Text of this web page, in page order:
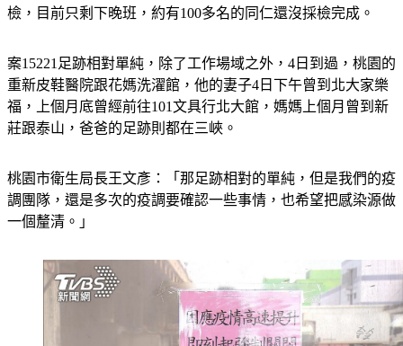
檢，目前只剩下晚班，約有100多名的同仁還沒採檢完成。
案15221足跡相對單純，除了工作場域之外，4日到過，桃園的
重新皮鞋醫院跟花媽洗濯館，他的妻子4日下午曾到北大家樂
福，上個月底曾經前往101文具行北大館，媽媽上個月曾到新
莊跟泰山，爸爸的足跡則都在三峽。
桃園市衛生局長王文彥：「那足跡相對的單純，但是我們的疫
調團隊，還是多次的疫調要確認一些事情，也希望把感染源做
一個釐清。」